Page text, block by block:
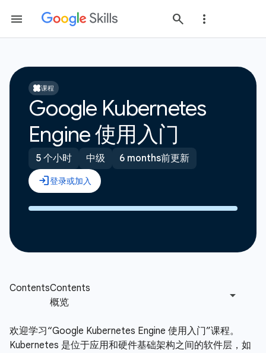
课程
Google Kubernetes
Engine 使用入门
5 个小时 中级 6 months前更新
欢迎学习“Google Kubernetes Engine 使用入门”课程。
Kubernetes 是位于应用和硬件基础架构之间的软件层，如